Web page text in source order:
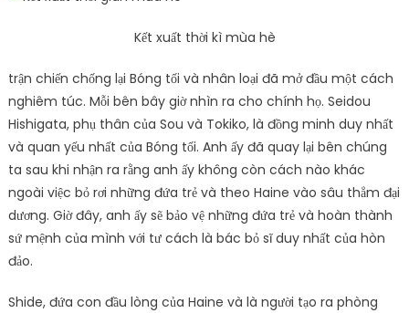
Kết xuất thời kì mùa hè
trận chiến chống lại Bóng tối và nhân loại đã mở đầu một cách
nghiêm túc. Mỗi bên bây giờ nhìn ra cho chính họ. Seidou
Hishigata, phụ thân của Sou và Tokiko, là đồng minh duy nhất
và quan yếu nhất của Bóng tối. Anh ấy đã quay lại bên chúng
ta sau khi nhận ra rằng anh ấy không còn cách nào khác
ngoài việc bỏ rơi những đứa trẻ và theo Haine vào sâu thẳm đại
dương. Giờ đây, anh ấy sẽ bảo vệ những đứa trẻ và hoàn thành
sứ mệnh của mình với tư cách là bác bỏ sĩ duy nhất của hòn
đảo.
Shide, đứa con đầu lòng của Haine và là người tạo ra phòng